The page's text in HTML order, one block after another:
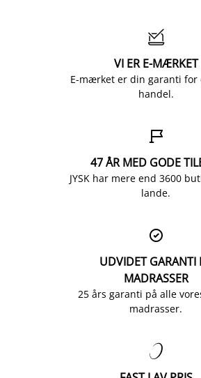

VI ER E-MÆRKET
E-mærket er din garanti for
handel.

47 ÅR MED GODE
JYSK har mere end 3600
lande.

UDVIDET GARANTI
MADRASSER
25 års garanti på alle
madrasser.
